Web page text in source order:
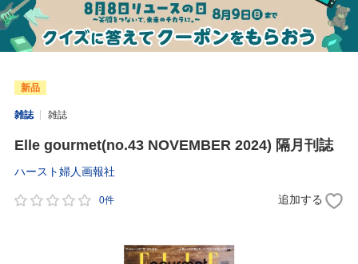
新品
雑誌 雑誌
Elle gourmet(no.43 NOVEMBER 2024) 隔月刊誌
ハースト婦人画報社
0件 追加する